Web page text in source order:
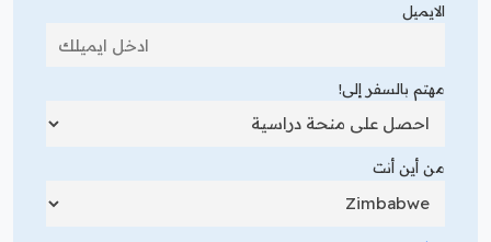
الايميل
مهتم بالسفر إلى!
من أين أنت